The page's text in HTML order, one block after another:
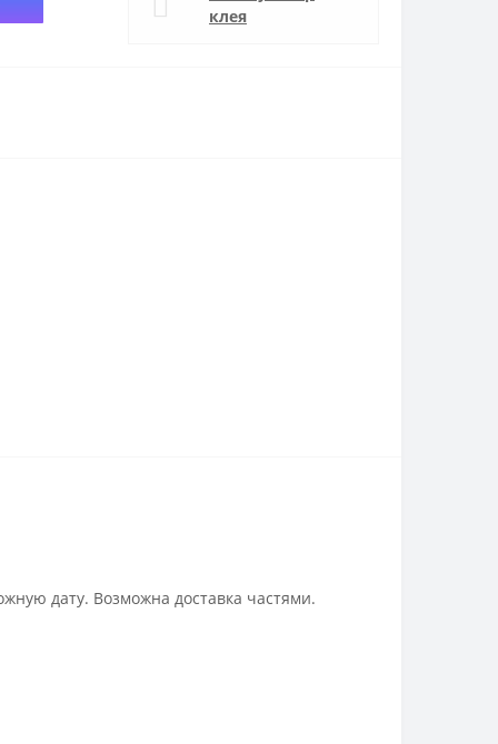
клея
дату. Возможна доставка частями.